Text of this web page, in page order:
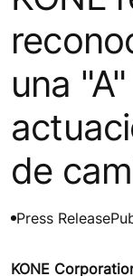
una
de
Press Release
KONE